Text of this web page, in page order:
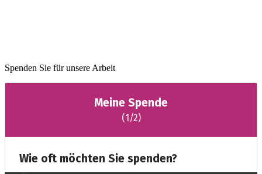
Spenden Sie für unsere Arbeit